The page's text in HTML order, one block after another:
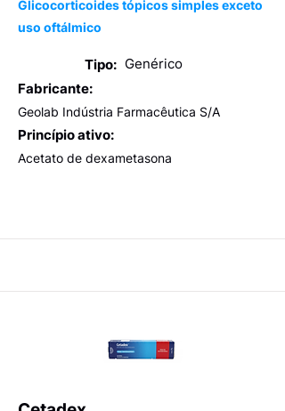
Glicocorticoides tópicos simples exceto
uso oftálmico
Tipo: Genérico
Fabricante:
Geolab Indústria Farmacêutica S/A
Princípio ativo:
Acetato de dexametasona